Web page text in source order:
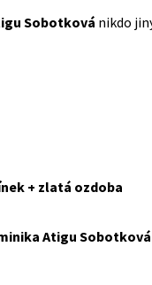
Sobotková nikdo
+ zlatá ozdoba
Atigu Sobotková